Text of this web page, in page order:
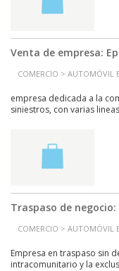
Venta de empresa:
COMERCIO > AUTOMÓVIL
empresa dedicada a la
siniestros, con varias
Traspaso de
COMERCIO > AUTOMÓVIL
Empresa en traspaso sin
intracomunitario y la